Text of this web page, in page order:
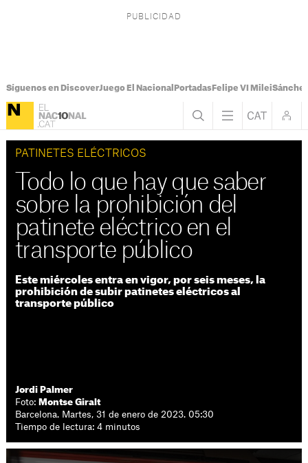
Síguenos en DiscoverJuego El Nacional PortadasFelipe VI Milei
PATINETES ELÉCTRICOS
Todo lo que hay que saber
sobre la prohibición del
patinete eléctrico en el
transporte público
Este miércoles entra en vigor, por seis meses, la
prohibición de subir patinetes eléctricos al
transporte público
Jordi Palmer
Foto: Montse Giralt
Barcelona. Martes, 31 de enero de 2023. 05:30
Tiempo de lectura: 4 minutos